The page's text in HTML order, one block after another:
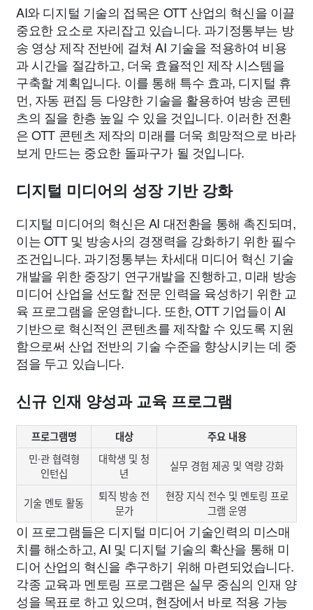
AI와 디지털 기술의 접목은 OTT 산업의 혁신을 이끌
중요한 요소로 자리잡고 있습니다. 과기정통부는 방
송 영상 제작 전반에 걸쳐 AI 기술을 적용하여 비용
과 시간을 절감하고, 더욱 효율적인 제작 시스템을
구축할 계획입니다. 이를 통해 특수 효과, 디지털 휴
먼, 자동 편집 등 다양한 기술을 활용하여 방송 콘텐
츠의 질을 한층 높일 수 있을 것입니다. 이러한 전환
은 OTT 콘텐츠 제작의 미래를 더욱 희망적으로 바라
보게 만드는 중요한 돌파구가 될 것입니다.
디지털 미디어의 성장 기반 강화
디지털 미디어의 혁신은 AI 대전환을 통해 촉진되며,
이는 OTT 및 방송사의 경쟁력을 강화하기 위한 필수
조건입니다. 과기정통부는 차세대 미디어 혁신 기술
개발을 위한 중장기 연구개발을 진행하고, 미래 방송
미디어 산업을 선도할 전문 인력을 육성하기 위한 교
육 프로그램을 운영합니다. 또한, OTT 기업들이 AI
기반으로 혁신적인 콘텐츠를 제작할 수 있도록 지원
함으로써 산업 전반의 기술 수준을 향상시키는 데 중
점을 두고 있습니다.
신규 인재 양성과 교육 프로그램
프로그램명 대상
주요 내용
민·관 협력형
인턴십
대학생 및 청
년
실무 경험 제공 및 역량 강화
기술 멘토 활동
퇴직 방송 전
문가
현장 지식 전수 및 멘토링 프로
그램 운영
이 프로그램들은 디지털 미디어 기술인력의 미스매
치를 해소하고, AI 및 디지털 기술의 확산을 통해 미
디어 산업의 혁신을 추구하기 위해 마련되었습니다.
각종 교육과 멘토링 프로그램은 실무 중심의 인재 양
성을 목표로 하고 있으며, 현장에서 바로 적용 가능